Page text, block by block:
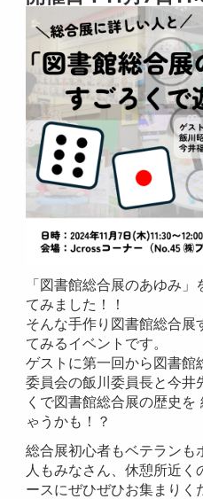
「図書館総合展のあゆみ
てみました！！
そんな手作り図書館総合展
てみるイベントです。
ゲストに第一回から図書館
委員会の飯川委員長と今井
くで図書館総合展の歴史
ゃうかも！？
総合展初心者もベテランも
人もみなさん、休憩所近
ースにぜひぜひお集まりく